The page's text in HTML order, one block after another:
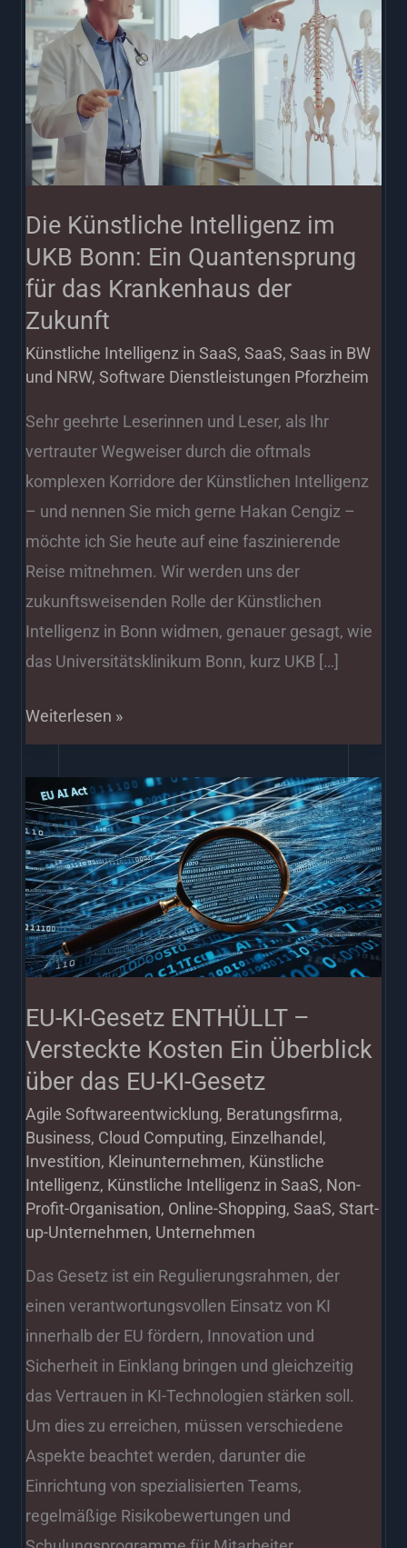
Die Künstliche Intelligenz im
UKB Bonn: Ein Quantensprung
für das Krankenhaus der
Zukunft
Künstliche Intelligenz in SaaS,SaaS,Saas in BW
und NRW,Software Dienstleistungen Pforzheim
Sehr geehrte Leserinnen und Leser, als Ihr
vertrauter Wegweiser durch die oftmals
komplexen Korridore der Künstlichen Intelligenz
– und nennen Sie mich gerne Hakan Cengiz –
möchte ich Sie heute auf eine faszinierende
Reise mitnehmen. Wir werden uns der
zukunftsweisenden Rolle der Künstlichen
Intelligenz in Bonn widmen, genauer gesagt, wie
das Universitätsklinikum Bonn, kurz UKB […]
Intelligenz
im
UKB
Bonn:
Ein
Quantensprung
das
Krankenhaus
der
Zukunft
Weiterlesen »
EU-KI-Gesetz ENTHÜLLT –
Versteckte Kosten Ein Überblick
über das EU-KI-Gesetz
Agile Softwareentwicklung, Beratungsfirma,
Business, Cloud Computing, Einzelhandel ,
Investition, Kleinunternehmen, Künstliche
Intelligenz, Künstliche Intelligenz in SaaS, Non-
Profit-Organisation, Online-Shopping,SaaS,Start-
up-Unternehmen, Unternehmen
Das Gesetz ist ein Regulierungsrahmen, der
einen verantwortungsvollen Einsatz von KI
innerhalb der EU fördern, Innovation und
Sicherheit in Einklang bringen und gleichzeitig
das Vertrauen in KI-Technologien stärken soll.
Um dies zu erreichen, müssen verschiedene
Aspekte beachtet werden, darunter die
Einrichtung von spezialisierten Teams,
regelmäßige Risikobewertungen und
EU-
KI-
Gesetz
ENTHÜLLT
–
Versteckte
Kosten
Überblick
über
das
EU-
KI-
Gesetz